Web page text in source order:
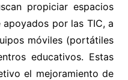
propiciar espacios
por las TIC, a
móviles (portátiles
educativos. Estas
el mejoramiento de